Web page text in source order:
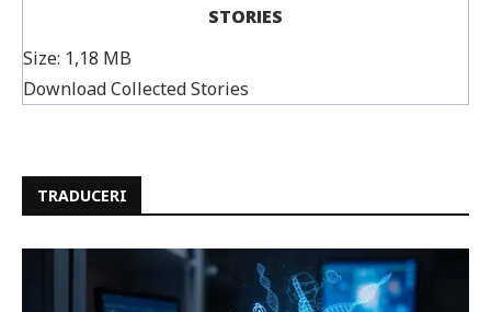
STORIES
Size: 1,18 MB
Download Collected Stories
TRADUCERI